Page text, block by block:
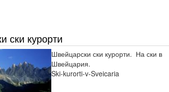
ски курорти
Швейцарски ски курорти. На ски в
Швейцария.
Ski-kurorti-v-Sveicaria